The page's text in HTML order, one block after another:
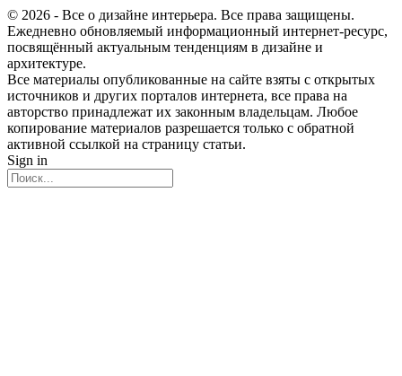
© 2026 - Все о дизайне интерьера. Все права защищены.
Ежедневно обновляемый информационный интернет-ресурс,
посвящённый актуальным тенденциям в дизайне и
архитектуре.
Все материалы опубликованные на сайте взяты с открытых
источников и других порталов интернета, все права на
авторство принадлежат их законным владельцам. Любое
копирование материалов разрешается только с обратной
активной ссылкой на страницу статьи.
Sign in